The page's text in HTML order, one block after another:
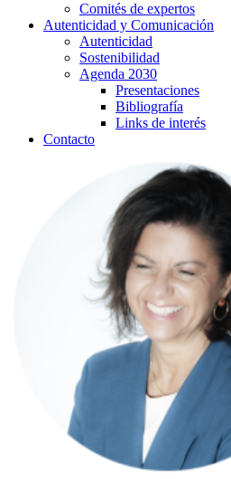
Comités de expertos
Autenticidad y Comunicación
Autenticidad
Sostenibilidad
Agenda 2030
Presentaciones
Bibliografía
Links de interés
Contacto